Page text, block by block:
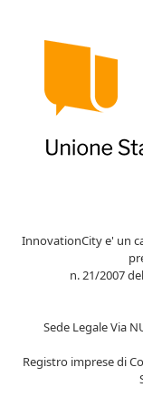
InnovationCity e' un
n. 21/2007
Sede Legale Via
Registro imprese di